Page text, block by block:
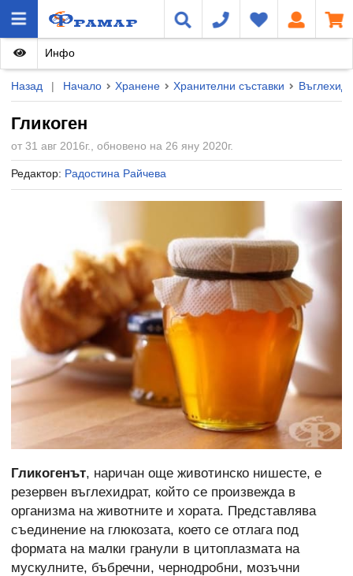
Назад | Начало Хранене Хранителни съставки
Гликоген
от 31 авг 2016г., обновено на 26 яну 2020г.
Редактор: Радостина Райчева
Инфо
Гликогенът, наричан още животинско нишесте, е
резервен въглехидрат, който се произвежда в
организма на животните и хората. Представлява
съединение на глюкозата, което се отлага под
формата на малки гранули в цитоплазмата на
мускулните, бъбречни, чернодробни, мозъчни